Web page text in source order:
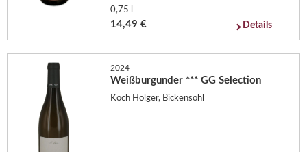
0,75 l
14,49 € Details
2024
Weißburgunder *** GG Selection
Koch Holger, Bickensohl